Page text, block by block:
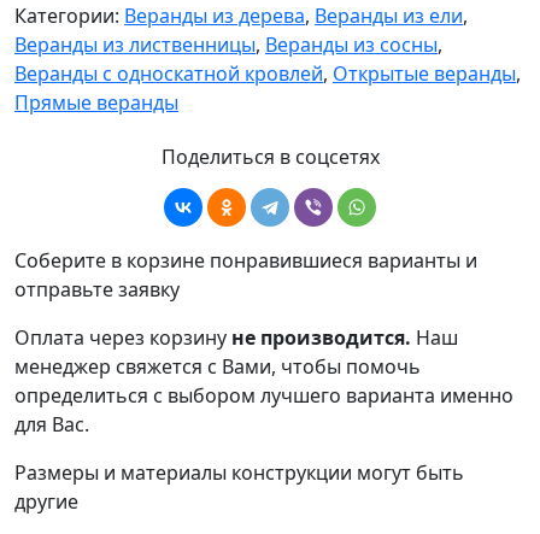
Категории: Веранды из дерева, Веранды из ели,
Веранды из лиственницы, Веранды из сосны,
Веранды с односкатной кровлей, Открытые веранды,
Прямые веранды
Поделиться в соцсетях
Соберите в корзине понравившиеся варианты и
отправьте заявку
Оплата через корзину не производится. Наш
менеджер свяжется с Вами, чтобы помочь
определиться с выбором лучшего варианта именно
для Вас.
Размеры и материалы конструкции могут быть
другие